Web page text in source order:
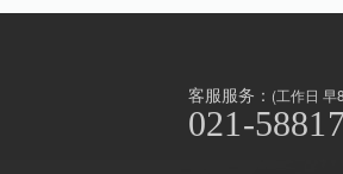
胞产业园
ATLATL飞镖加速器
上海周边
前滩
世博滨江
客服服务： (工作日 早
021-